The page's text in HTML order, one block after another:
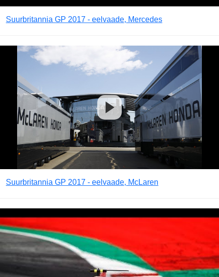
Suurbritannia GP 2017 - eelvaade, Mercedes
Suurbritannia GP 2017 - eelvaade, McLaren